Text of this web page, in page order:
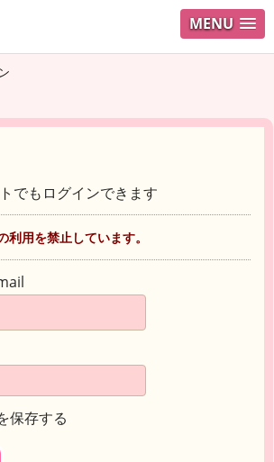
MENU
でもログインできます
利用を禁止しています。
保存する